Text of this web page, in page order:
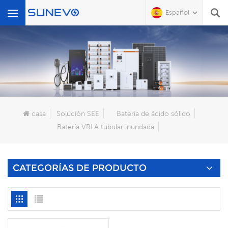
Español
Qué Buscas?
casa Solución SEE
Batería de ácido sólido
Batería VRLA tubular inundada
CATEGORÍAS DE PRODUCTO